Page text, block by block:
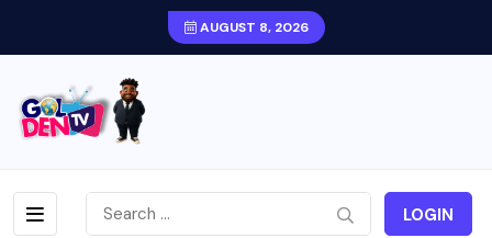
AUGUST 8, 2026
LOGIN